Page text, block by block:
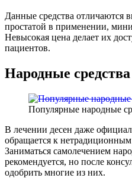
Данные средства отличаются
простатой в применении,
Невысокая цена делает их
пациентов.
Народные
Популярные народные
В лечении десен даже
обращается к
Заниматься самолечением
рекомендуется, но после
одобрить многие из них.